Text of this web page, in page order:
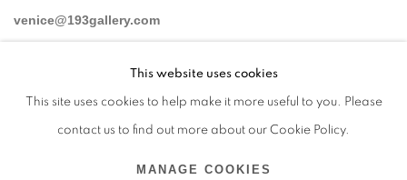
venice@193gallery.com
saint-tropez@193gallery.com
This website uses cookies
This site uses cookies to help make it more useful to you. Please
contact us to find out more about our Cookie Policy.
MANAGE COOKIES